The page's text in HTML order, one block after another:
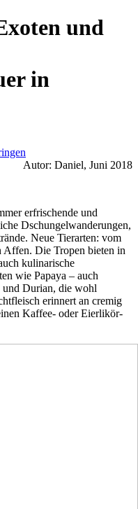
und
in
Autor: Daniel, Juni 2018
erfrischende und
Dschungelwanderungen,
Neue Tierarten: vom
Affen. Die Tropen bieten in
kulinarische
wie Papaya – auch
und Durian, die wohl
erinnert an cremig
Kaffee- oder Eierlikör-